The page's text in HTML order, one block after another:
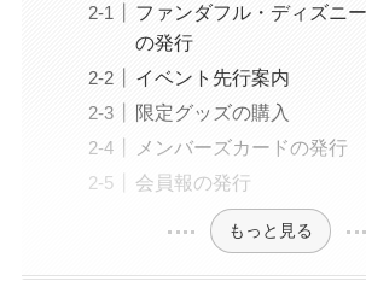
ファンダフル・ディズニ
の発行
イベント先行案内
限定グッズの購入
メンバーズカードの発行
会員報の発行
もっと見る